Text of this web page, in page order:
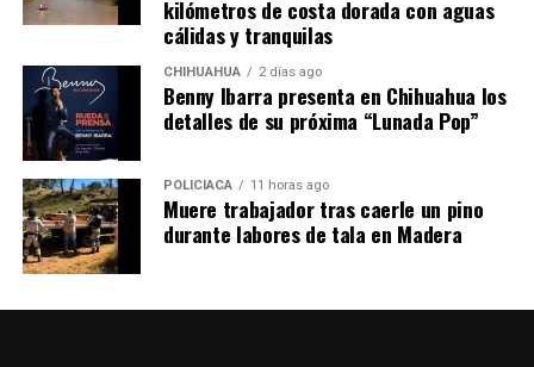
kilómetros de costa dorada con aguas
cálidas y tranquilas
CHIHUAHUA 2 días ago
Benny Ibarra presenta en Chihuahua los
detalles de su próxima “Lunada Pop”
POLICIACA 11 horas ago
Muere trabajador tras caerle un pino
durante labores de tala en Madera